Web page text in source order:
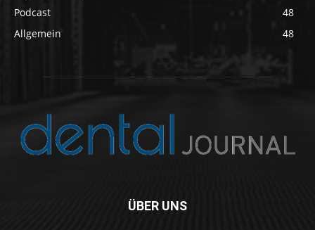
Podcast
48
Allgemein
48
ÜBER UNS